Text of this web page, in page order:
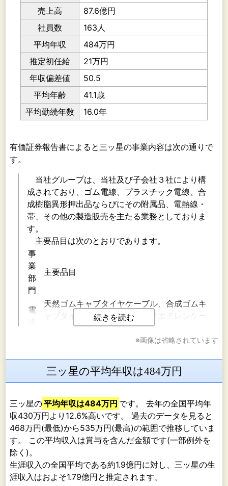
売上高
87.6億円
社員数
163人
平均年収
484万円
推定初任給
21万円
年収偏差値
50.5
平均年齢
41.1歳
平均勤続年数
16.0年
有価証券報告書によると三ッ星の事業内容は次の通りで
す。
続きを読む
当社グループは、当社及び子会社３社により構
成されており、ゴム電線、プラスチック電線、合
成樹脂異形押出品ならびにその附属品、電熱線・
帯、その他の製造販売を主たる業務としておりま
す。
主要品目は次のとおりであります。
事
業
部
門
主要品目
電
天然ゴムキャブタイヤケーブル、合成ゴムキ
ャブタイヤケーブル、架橋ポリエチレンケー
ブル、溶接用ケーブル、制御用ケーブル、プ
ラスチックキャブタイヤケーブル、プラスチ
テ
ッ
ク
事
プラスチック押出成形品、射出成形品、真空
成形品、高機能チューブ、ＬＥＤ関連商品、
その他
電
熱
※画像は省略されています
三ッ星の平均年収は484万円
三ッ星の平均年収は484万円 です。 去年の全国平均年
収430万円より12.6%高いです。 過去のデータを見ると
468万円(最低)から535万円(最高)の範囲で推移していま
す。 この平均収入は賞与を含んだ金額です(一部例外を
除く)。
生涯収入の全国平均である約1.9億円に対し、三ッ星の生
涯収入はおよそ1.79億円と推定されます。